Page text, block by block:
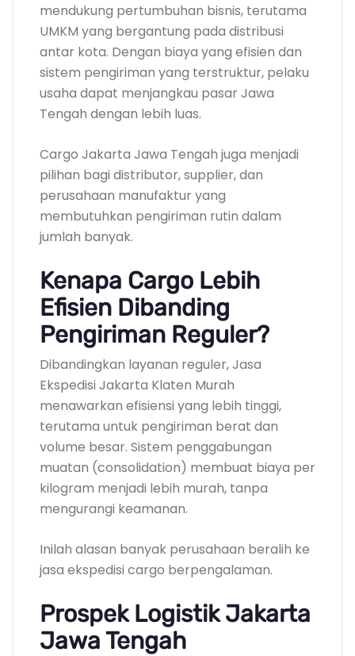
mendukung pertumbuhan bisnis, terutama
UMKM yang bergantung pada distribusi
antar kota. Dengan biaya yang efisien dan
sistem pengiriman yang terstruktur, pelaku
usaha dapat menjangkau pasar Jawa
Tengah dengan lebih luas.
Cargo Jakarta Jawa Tengah juga menjadi
pilihan bagi distributor, supplier, dan
perusahaan manufaktur yang
membutuhkan pengiriman rutin dalam
jumlah banyak.
Kenapa Cargo Lebih
Efisien Dibanding
Pengiriman Reguler?
Dibandingkan layanan reguler, Jasa
Ekspedisi Jakarta Klaten Murah
menawarkan efisiensi yang lebih tinggi,
terutama untuk pengiriman berat dan
volume besar. Sistem penggabungan
muatan (consolidation) membuat biaya per
kilogram menjadi lebih murah, tanpa
mengurangi keamanan.
Inilah alasan banyak perusahaan beralih ke
jasa ekspedisi cargo berpengalaman.
Prospek Logistik Jakarta
Jawa Tengah